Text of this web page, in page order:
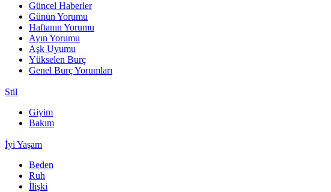
Güncel Haberler
Günün Yorumu
Haftanın Yorumu
Ayın Yorumu
Aşk Uyumu
Yükselen Burç
Genel Burç Yorumları
Stil
Giyim
Bakım
İyi Yaşam
Beden
Ruh
İlişki